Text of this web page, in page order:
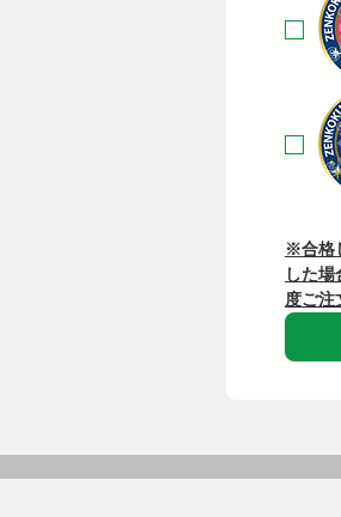
※合格
した
度ご注